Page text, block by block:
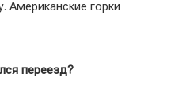
Американские горки
переезд?